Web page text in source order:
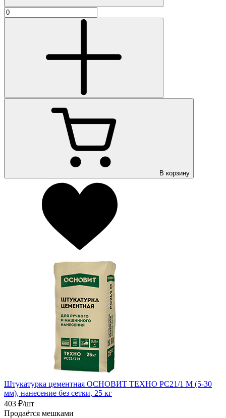
В корзину
Штукатурка цементная ОСНОВИТ ТЕХНО РС21/1 М (5-30
мм), нанесение без сетки, 25 кг
403 ₽/шт
Продаётся мешками